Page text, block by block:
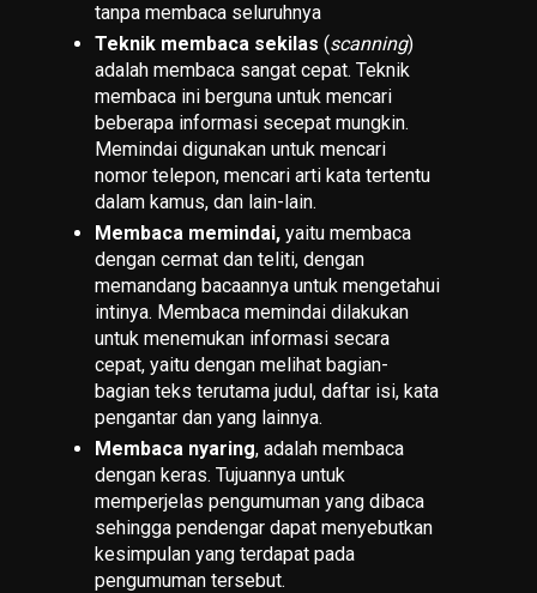
tanpa membaca seluruhnya
Teknik membaca sekilas (scanning)
adalah membaca sangat cepat. Teknik
membaca ini berguna untuk mencari
beberapa informasi secepat mungkin.
Memindai digunakan untuk mencari
nomor telepon, mencari arti kata tertentu
dalam kamus, dan lain-lain.
Membaca memindai, yaitu membaca
dengan cermat dan teliti, dengan
memandang bacaannya untuk mengetahui
intinya. Membaca memindai dilakukan
untuk menemukan informasi secara
cepat, yaitu dengan melihat bagian-
bagian teks terutama judul, daftar isi, kata
pengantar dan yang lainnya.
Membaca nyaring, adalah membaca
dengan keras. Tujuannya untuk
memperjelas pengumuman yang dibaca
sehingga pendengar dapat menyebutkan
kesimpulan yang terdapat pada
pengumuman tersebut.